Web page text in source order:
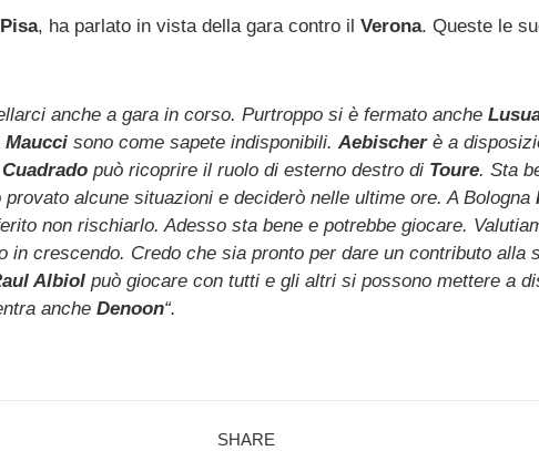
Pisa, ha parlato in vista della gara contro il Verona. Queste le
anche a gara in corso. Purtroppo si è fermato anche
Maucci sono come sapete indisponibili. Aebischer è a
Cuadrado può ricoprire il ruolo di esterno destro di Toure. Sta
provato alcune situazioni e deciderò nelle ultime ore. A Bologna
non rischiarlo. Adesso sta bene e potrebbe giocare.
in crescendo. Credo che sia pronto per dare un contributo alla
Albiol può giocare con tutti e gli altri si possono mettere a
anche Denoon“.
SHARE